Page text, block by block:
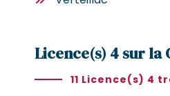
Licence(s) 4 sur la
11 Licence(s) 4